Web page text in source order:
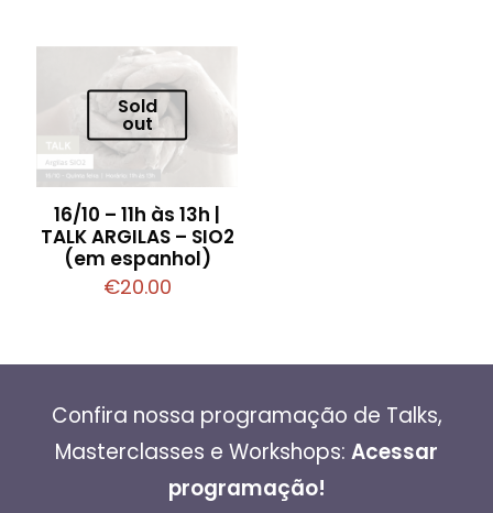
Sold
out
16/10 – 11h às 13h |
TALK ARGILAS – SIO2
(em espanhol)
€20.00
Confira nossa programação de Talks,
Masterclasses e Workshops: Acessar
programação!